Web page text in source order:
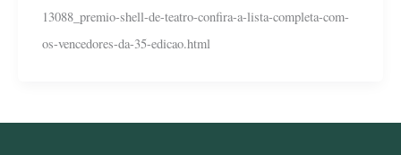
13088_premio-shell-de-teatro-confira-a-lista-completa-com-
os-vencedores-da-35-edicao.html